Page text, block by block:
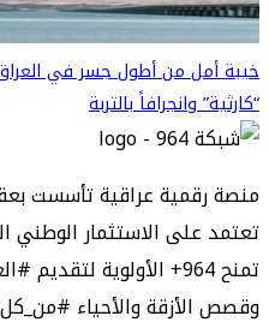
خيبة أمل من أطول جسر في
“كارثية” وانجرافاً بالتربة
منصة رقمية عراقية تأسست
تعتمد على الاستثمار الوطني
تمنح 964+ الأولوية
وقصص الأزقة والأحياء